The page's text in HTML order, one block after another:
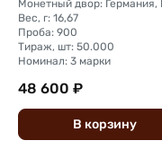
Вес, г: 16,67
Проба: 900
Тираж, шт: 50.000
Номинал: 3 марки
48 600 ₽
В корзину